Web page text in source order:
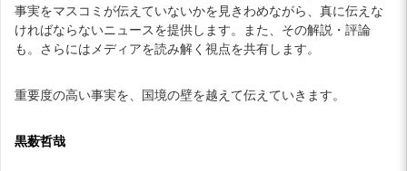
事実をマスコミが伝えていないかを見きわめながら、真に伝えな
ければならないニュースを提供します。また、その解説・評論
も。さらにはメディアを読み解く視点を共有します。
重要度の高い事実を、国境の壁を越えて伝えていきます。
黒薮哲哉